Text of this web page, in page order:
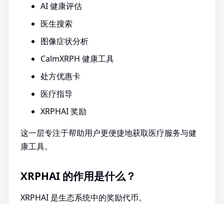
AI 健康评估
医生搜索
图像症状分析
CalmXRPH 健康工具
处方优惠卡
医疗指导
XRPHAI 奖励
这一层专注于帮助用户更便捷地获取医疗服务与健
康工具。
XRPHAI 的作用是什么？
XRPHAI 是生态系统中的奖励代币。